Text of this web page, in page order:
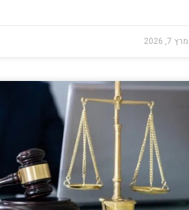
מרץ 7, 2026